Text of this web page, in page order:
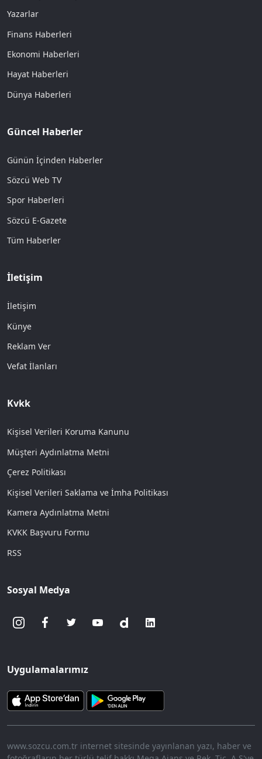
Yazarlar
Finans Haberleri
Ekonomi Haberleri
Hayat Haberleri
Dünya Haberleri
Güncel Haberler
Günün İçinden Haberler
Sözcü Web TV
Spor Haberleri
Sözcü E-Gazete
Tüm Haberler
İletişim
İletişim
Künye
Reklam Ver
Vefat İlanları
Kvkk
Kişisel Verileri Koruma Kanunu
Müşteri Aydınlatma Metni
Çerez Politikası
Kişisel Verileri Saklama ve İmha Politikası
Kamera Aydınlatma Metni
KVKK Başvuru Formu
RSS
Sosyal Medya
Uygulamalarımız
www.sozcu.com.tr internet sitesinde yayınlanan yazı, haber ve